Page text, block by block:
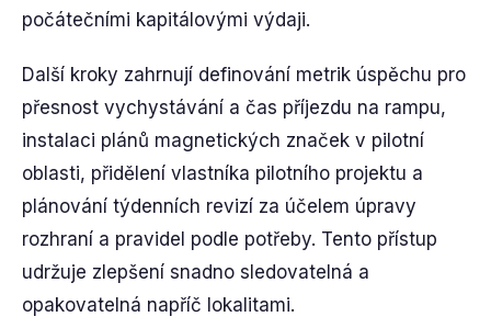
počátečními kapitálovými výdaji.
Další kroky zahrnují definování metrik úspěchu pro
přesnost vychystávání a čas příjezdu na rampu,
instalaci plánů magnetických značek v pilotní
oblasti, přidělení vlastníka pilotního projektu a
plánování týdenních revizí za účelem úpravy
rozhraní a pravidel podle potřeby. Tento přístup
udržuje zlepšení snadno sledovatelná a
opakovatelná napříč lokalitami.